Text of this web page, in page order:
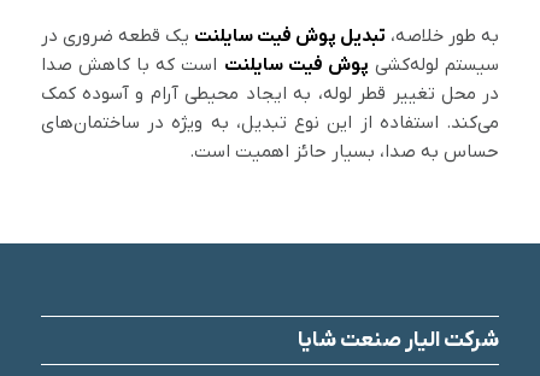
به طور خلاصه، تبدیل پوش فیت سایلنت یک قطعه ضروری در
سیستم لوله‌کشی پوش فیت سایلنت است که با کاهش صدا
در محل تغییر قطر لوله، به ایجاد محیطی آرام و آسوده کمک
می‌کند. استفاده از این نوع تبدیل، به ویژه در ساختمان‌های
حساس به صدا، بسیار حائز اهمیت است.
شرکت الیار صنعت شایا